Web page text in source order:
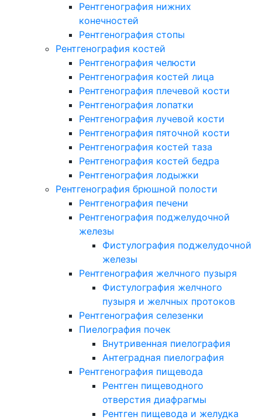
Рентгенография нижних
конечностей
Рентгенография стопы
Рентгенография костей
Рентгенография челюсти
Рентгенография костей лица
Рентгенография плечевой кости
Рентгенография лопатки
Рентгенография лучевой кости
Рентгенография пяточной кости
Рентгенография костей таза
Рентгенография костей бедра
Рентгенография лодыжки
Рентгенография брюшной полости
Рентгенография печени
Рентгенография поджелудочной
железы
Фистулография поджелудочной
железы
Рентгенография желчного пузыря
Фистулография желчного
пузыря и желчных протоков
Рентгенография селезенки
Пиелография почек
Внутривенная пиелография
Антеградная пиелография
Рентгенография пищевода
Рентген пищеводного
отверстия диафрагмы
Рентген пищевода и желудка